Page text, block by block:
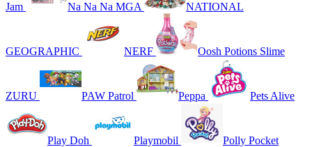
Jam Na Na Na MGA NATIONAL
GEOGRAPHIC NERF Oosh Potions Slime
ZURU PAW Patrol Peppa Pets Alive
Play Doh Playmobil Polly Pocket